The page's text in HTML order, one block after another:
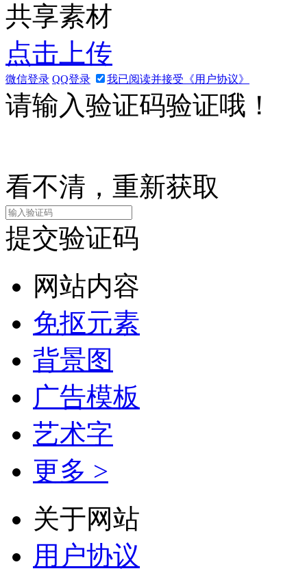
共享素材
点击上传
微信登录 QQ登录 我已阅读并接受《用户协议》
请输入验证码验证哦！
看不清，重新获取
提交验证码
网站内容
免抠元素
背景图
广告模板
艺术字
更多 >
关于网站
用户协议